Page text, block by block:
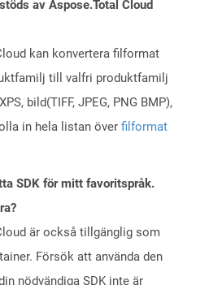
av Aspose.Total Cloud
kan konvertera filformat
till valfri produktfamilj
bild(TIFF, JPEG, PNG BMP),
in hela listan över filformat
SDK för mitt favoritspråk.
är också tillgänglig som
Försök att använda den
nödvändiga SDK inte är